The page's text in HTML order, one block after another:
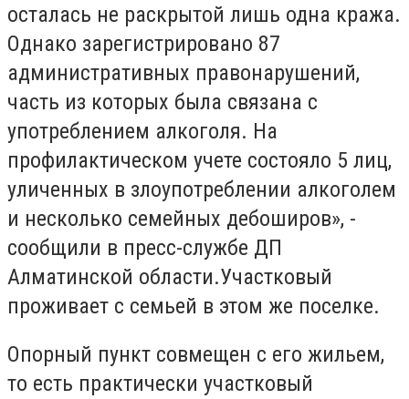
осталась не раскрытой лишь одна кража.
Однако зарегистрировано 87
административных правонарушений,
часть из которых была связана с
употреблением алкоголя. На
профилактическом учете состояло 5 лиц,
уличенных в злоупотреблении алкоголем
и несколько семейных дебоширов», -
сообщили в пресс-службе ДП
Алматинской области.Участковый
проживает с семьей в этом же поселке.
Опорный пункт совмещен с его жильем,
то есть практически участковый